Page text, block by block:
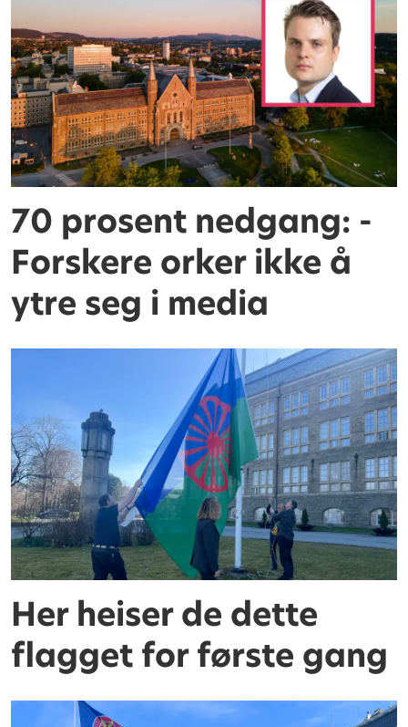
70 prosent nedgang: -
Forskere orker ikke å
ytre seg i media
Her heiser de dette
flagget for første gang